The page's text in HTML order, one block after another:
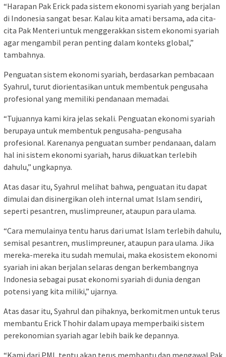
“Harapan Pak Erick pada sistem ekonomi syariah yang berjalan
di Indonesia sangat besar. Kalau kita amati bersama, ada cita-
cita Pak Menteri untuk menggerakkan sistem ekonomi syariah
agar mengambil peran penting dalam konteks global,”
tambahnya.
Penguatan sistem ekonomi syariah, berdasarkan pembacaan
Syahrul, turut diorientasikan untuk membentuk pengusaha
profesional yang memiliki pendanaan memadai.
“Tujuannya kami kira jelas sekali. Penguatan ekonomi syariah
berupaya untuk membentuk pengusaha-pengusaha
profesional. Karenanya penguatan sumber pendanaan, dalam
hal ini sistem ekonomi syariah, harus dikuatkan terlebih
dahulu,” ungkapnya.
Atas dasar itu, Syahrul melihat bahwa, penguatan itu dapat
dimulai dan disinergikan oleh internal umat Islam sendiri,
seperti pesantren, muslimpreuner, ataupun para ulama.
“Cara memulainya tentu harus dari umat Islam terlebih dahulu,
semisal pesantren, muslimpreuner, ataupun para ulama. Jika
mereka-mereka itu sudah memulai, maka ekosistem ekonomi
syariah ini akan berjalan selaras dengan berkembangnya
Indonesia sebagai pusat ekonomi syariah di dunia dengan
potensi yang kita miliki,” ujarnya.
Atas dasar itu, Syahrul dan pihaknya, berkomitmen untuk terus
membantu Erick Thohir dalam upaya memperbaiki sistem
perekonomian syariah agar lebih baik ke depannya.